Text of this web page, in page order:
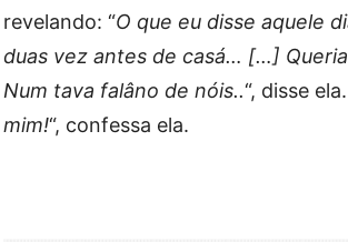
revelando: “O que eu disse aquele
duas vez antes de casá… […]
Num tava falâno de nóis..“, disse
mim!“, confessa ela.